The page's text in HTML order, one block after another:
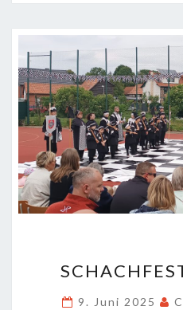
9. Juni 2025